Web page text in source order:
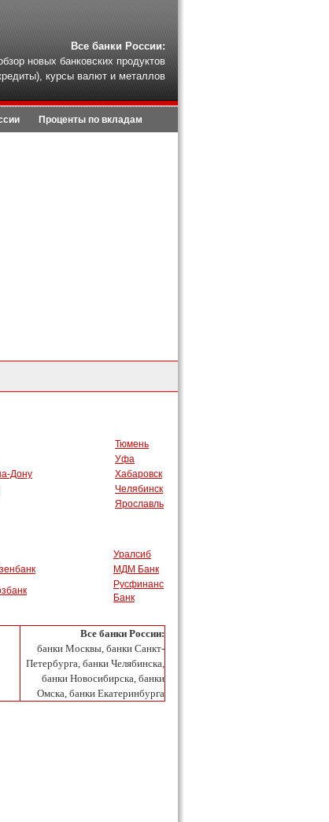
Все банки России:
новых банковских продуктов
курсы валют и металлов
Проценты по вкладам
Тюмень
Уфа
Дону
Хабаровск
Челябинск
Ярославль
Уралсиб
МДМ Банк
Русфинанс
Банк
Все банки России:
банки Москвы, банки Санкт-
Петербурга, банки Челябинска,
банки Новосибирска, банки
Омска, банки Екатеринбурга